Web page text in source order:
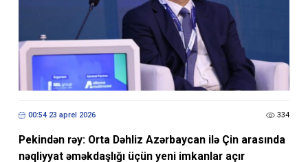
00:54 23 aprel 2026 334
Pekindən rəy: Orta Dəhliz Azərbaycan ilə Çin arasında
nəqliyyat əməkdaşlığı üçün yeni imkanlar açır